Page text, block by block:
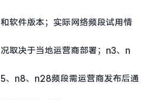
和软件版本；实际网络频段试用情
况取决于当地运营商部署；n3、n
5、n8、n28频段需运营商发布后通